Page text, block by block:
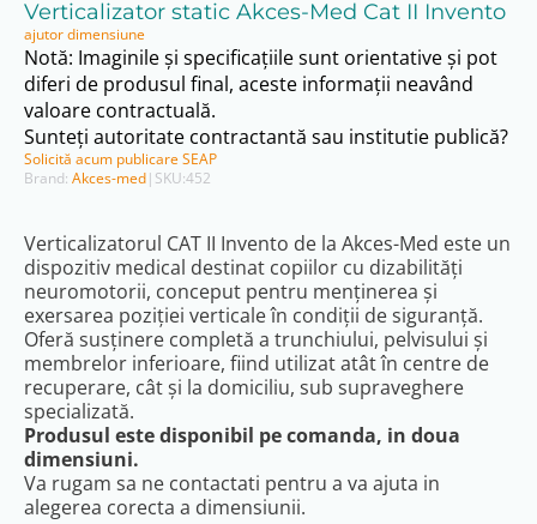
Brand: Akces-med| SKU:452
Verticalizator static Akces-Med Cat II Invento
Verticalizatorul CAT II Invento de la Akces-Med este un
dispozitiv medical destinat copiilor cu dizabilități
neuromotorii, conceput pentru menținerea și
exersarea poziției verticale în condiții de siguranță.
Oferă susținere completă a trunchiului, pelvisului și
membrelor inferioare, fiind utilizat atât în centre de
recuperare, cât și la domiciliu, sub supraveghere
specializată.
Produsul este disponibil pe comanda, in doua
dimensiuni.
Va rugam sa ne contactati pentru a va ajuta in
alegerea corecta a dimensiunii.
ajutor dimensiune
Notă: Imaginile și specificațiile sunt orientative și pot
diferi de produsul final, aceste informații neavând
valoare contractuală.
Sunteți autoritate contractantă sau institutie publică?
Solicită acum publicare SEAP